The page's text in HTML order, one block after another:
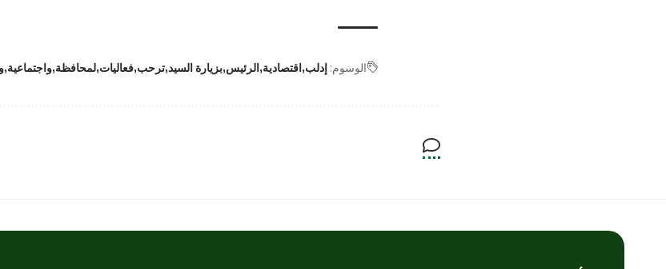
الوسوم: إدلب اقتصادية الرئيس بزيارة السيد ترحب فعاليات لمحافظة واجتماعية